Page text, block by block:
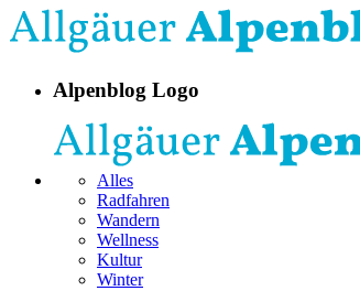
Alpenblog Logo
Alles
Radfahren
Wandern
Wellness
Kultur
Winter